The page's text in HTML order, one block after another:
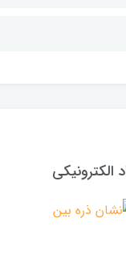
الکترونیکی